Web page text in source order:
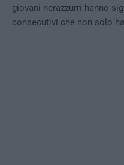
giovani nerazzurri hanno
consecutivi che non solo